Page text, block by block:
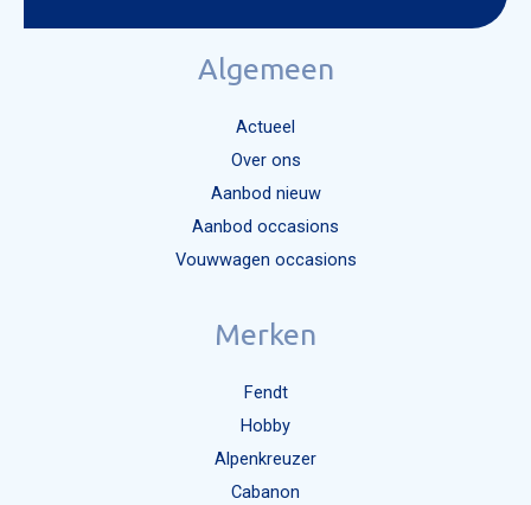
Algemeen
Actueel
Over ons
Aanbod nieuw
Aanbod occasions
Vouwwagen occasions
Merken
Fendt
Hobby
Alpenkreuzer
Cabanon